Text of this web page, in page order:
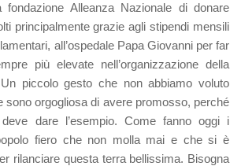
Alleanza Nazionale di donare
principalmente grazie agli stipendi mensili
all’ospedale Papa Giovanni per far
più elevate nell’organizzazione della
piccolo gesto che non abbiamo voluto
sono orgogliosa di avere promosso, perché
dare l’esempio. Come fanno oggi i
fiero che non molla mai e che si è
rilanciare questa terra bellissima. Bisogna